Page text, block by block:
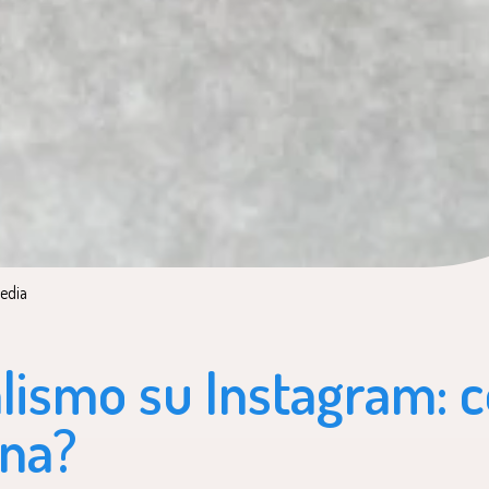
in:
su Instagram: